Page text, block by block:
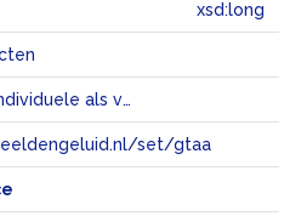
xsd:long
zowel voor individuele als voor collectieve arbeidsconflicten
set/gtaa